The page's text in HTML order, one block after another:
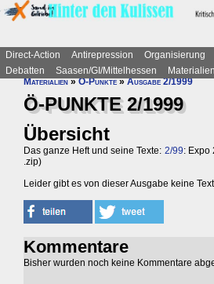
Direct-Action Antirepression Organisierung
Debatten
Saasen/GI/Mittelhessen Materialien
Materialien»Ö-Punkte»Ausgabe 2/1999
Ö-PUNKTE 2/1999
Übersicht
Das ganze Heft und seine Texte: 2/99: Expo
.zip)
Leider gibt es von dieser Ausgabe keine
Kommentare
Bisher wurden noch keine Kommentare